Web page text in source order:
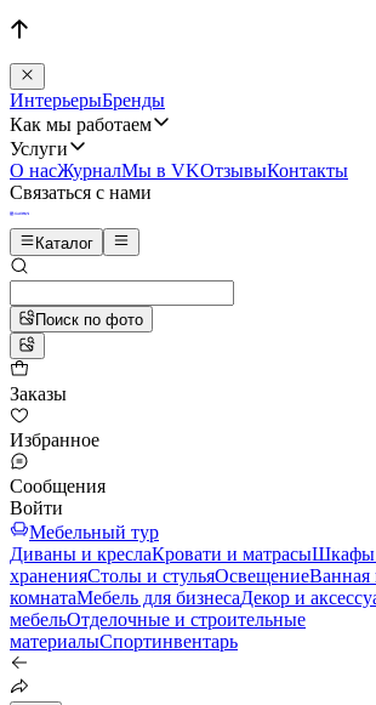
ИнтерьерыБренды
Как мы работаем
Услуги
О насЖурналМы в VKОтзывыКонтакты
Связаться с нами
Каталог
Поиск по фото
Заказы
Избранное
Сообщения
Войти
Мебельный тур
Диваны и креслаКровати и матрасыШкафы
храненияСтолы и стульяОсвещениеВанная
комнатаМебель для бизнесаДекор и
мебельОтделочные и строительные
материалыСпортинвентарь